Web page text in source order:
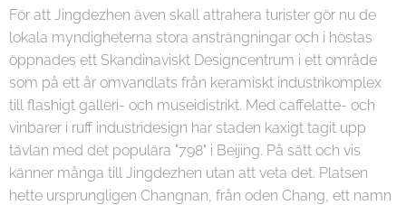
För att Jingdezhen även skall attrahera turister gör nu de
lokala myndigheterna stora ansträngningar och i höstas
öppnades ett Skandinaviskt Designcentrum i ett område
som på ett år omvandlats från keramiskt industrikomplex
till flashigt galleri- och museidistrikt. Med caffelatte- och
vinbarer i ruff industridesign har staden kaxigt tagit upp
tävlan med det populära "798" i Beijing. På sätt och vis
känner många till Jingdezhen utan att veta det. Platsen
hette ursprungligen Changnan, från oden Chang, ett namn